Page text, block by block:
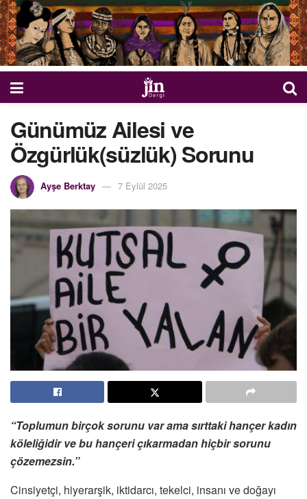
Günümüz Ailesi ve
Özgürlük(süzlük) Sorunu
Ayşe Berktay 7 Eylül 2025
“Toplumun birçok sorunu var ama sırttaki hançer kadın
köleliğidir ve bu hançeri çıkarmadan hiçbir sorunu
çözemezsin.”
Cinsiyetçi, hiyerarşik, iktidarcı, tekelci, insanı ve doğayı